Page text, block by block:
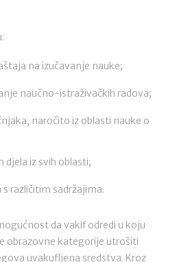
na izučavanje nauke;
naučno-istraživačkih radova;
naročito iz oblasti nauke o
djela iz svih oblasti;
različitim sadržajima.
da vakif odredi u koju
obrazovne kategorije utrošiti
uvakufljena sredstva. Kroz